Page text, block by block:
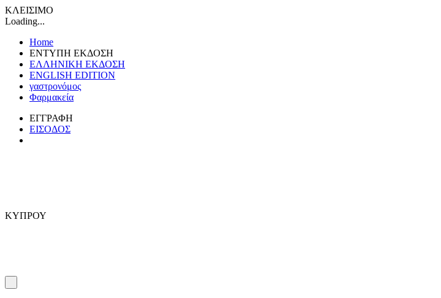
ΚΛΕΙΣΙΜΟ
Loading...
Home
ΕΝΤΥΠΗ ΕΚΔΟΣΗ
ΕΛΛΗΝΙΚΗ ΕΚΔΟΣΗ
ENGLISH EDITION
γαστρονόμος
Φαρμακεία
ΕΓΓΡΑΦΗ
ΕΙΣΟΔΟΣ
ΚΥΠΡΟΥ